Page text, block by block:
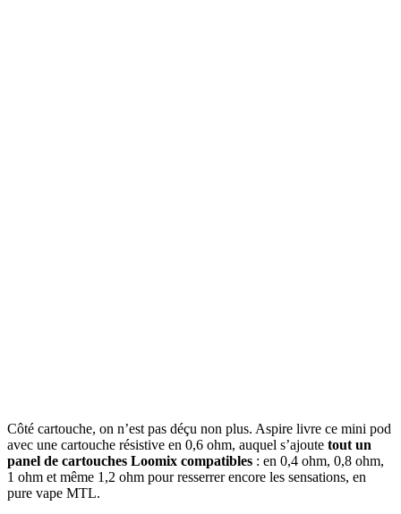
Côté cartouche, on n’est pas déçu non plus. Aspire livre ce mini pod
avec une cartouche résistive en 0,6 ohm, auquel s’ajoute tout un
panel de cartouches Loomix compatibles : en 0,4 ohm, 0,8 ohm,
1 ohm et même 1,2 ohm pour resserrer encore les sensations, en
pure vape MTL.